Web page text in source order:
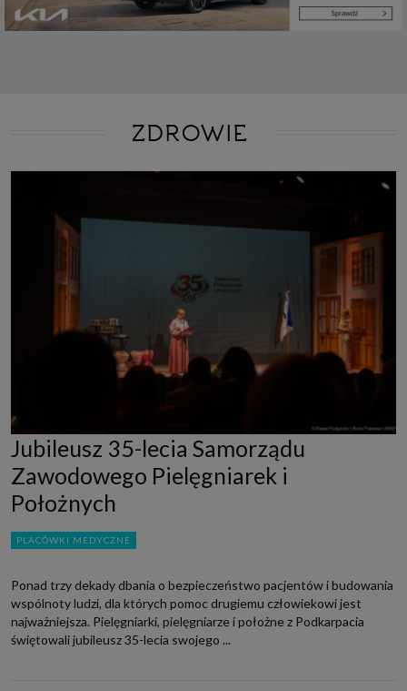
ZDROWIE
Jubileusz 35-lecia Samorządu
Zawodowego Pielęgniarek i
Położnych
PLACÓWKI MEDYCZNE
Ponad trzy dekady dbania o bezpieczeństwo pacjentów i budowania
wspólnoty ludzi, dla których pomoc drugiemu człowiekowi jest
najważniejsza. Pielęgniarki, pielęgniarze i położne z Podkarpacia
świętowali jubileusz 35-lecia swojego ...